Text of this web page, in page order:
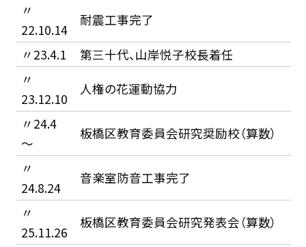
〃
22.10.14
耐震工事完了
〃23.4.1
第三十代、山岸悦子校長着任
〃
23.12.10
人権の花運動協力
〃24.4
〜
板橋区教育委員会研究奨励校（算数）
〃
24.8.24
音楽室防音工事完了
〃
25.11.26
板橋区教育委員会研究発表会（算数）